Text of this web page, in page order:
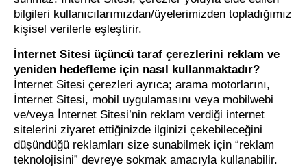
bilgileri kullanıcılarımızdan/üyelerimizden topladığımız
kişisel verilerle eşleştirir.
İnternet Sitesi üçüncü taraf çerezlerini reklam ve
yeniden hedefleme için nasıl kullanmaktadır?
İnternet Sitesi çerezleri ayrıca; arama motorlarını,
İnternet Sitesi, mobil uygulamasını veya mobilwebi
ve/veya İnternet Sitesi’nin reklam verdiği internet
sitelerini ziyaret ettiğinizde ilginizi çekebileceğini
düşündüğü reklamları size sunabilmek için “reklam
teknolojisini” devreye sokmak amacıyla kullanabilir.